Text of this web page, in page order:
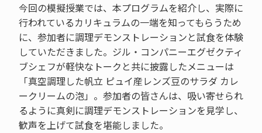
今回の模擬授業では、本プログラムを紹介し、実際に
行われているカリキュラムの一端を知ってもらうため
に、参加者に調理デモンストレーションと試食を体験
していただきました。ジル・コンパニーエグゼクティ
ブシェフが軽快なトークと共に披露したメニューは
「真空調理した帆立 ピュイ産レンズ豆のサラダ カレ
ークリームの泡」。参加者の皆さんは、吸い寄せられ
るように真剣に調理デモンストレーションを見学し、
歓声を上げて試食を堪能しました。